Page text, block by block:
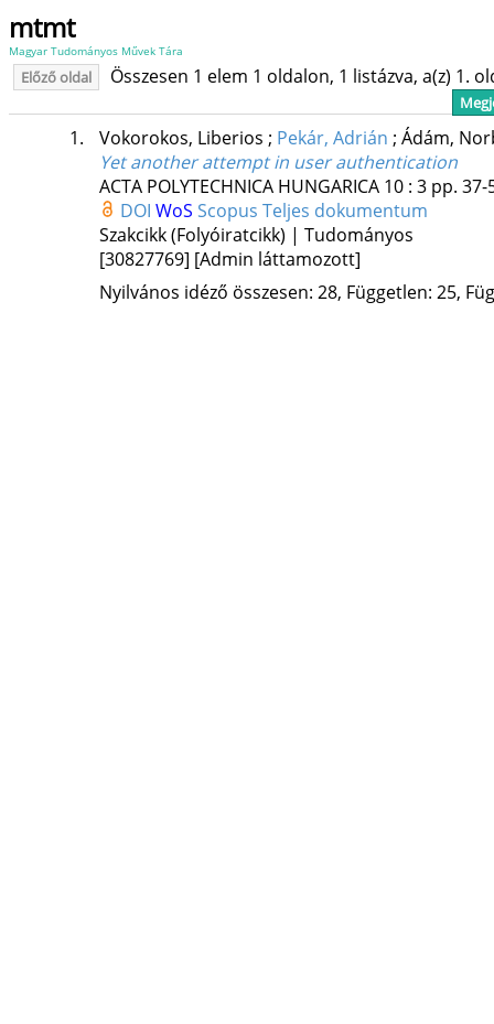
mtmt
Magyar Tudományos Művek Tára
Előző oldal Összesen 1 elem 1 oldalon, 1 listázva, a(z) 1.
1. Vokorokos, Liberios ; Pekár, Adrián ; Ádám,
Yet another attempt in user authentication
ACTA POLYTECHNICA HUNGARICA 10: 3 pp. 37-
DOI WoS Scopus Teljes dokumentum
Szakcikk (Folyóiratcikk) | Tudományos
[30827769] [Admin láttamozott]
Nyilvános idéző összesen: 28, Független: 25,